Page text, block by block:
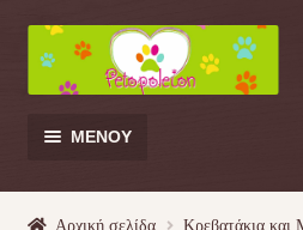
Απευθείας
μετάβαση
στην
πλοήγηση
Μετάβαση
σε
περιεχόμενο
ΜΕΝΟΎ
Αρχική σελίδα Κρεβατάκια και